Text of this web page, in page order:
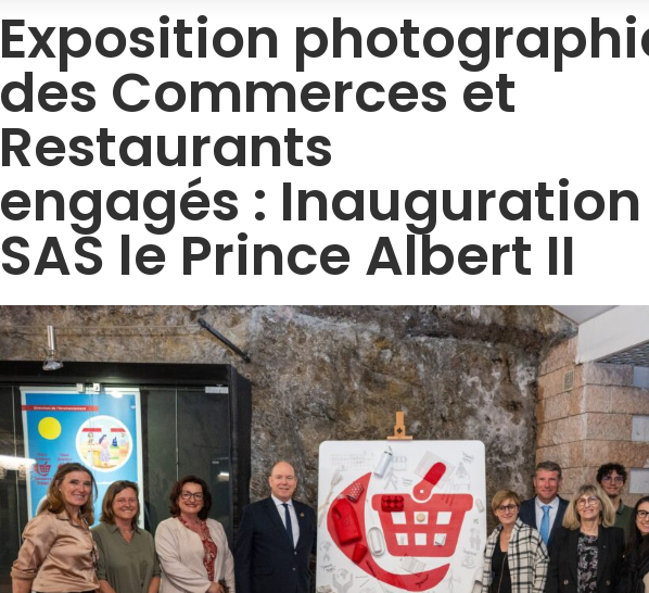
Exposition
des Commerces et
Restaurants
engagés :
SAS le Prince Albert II